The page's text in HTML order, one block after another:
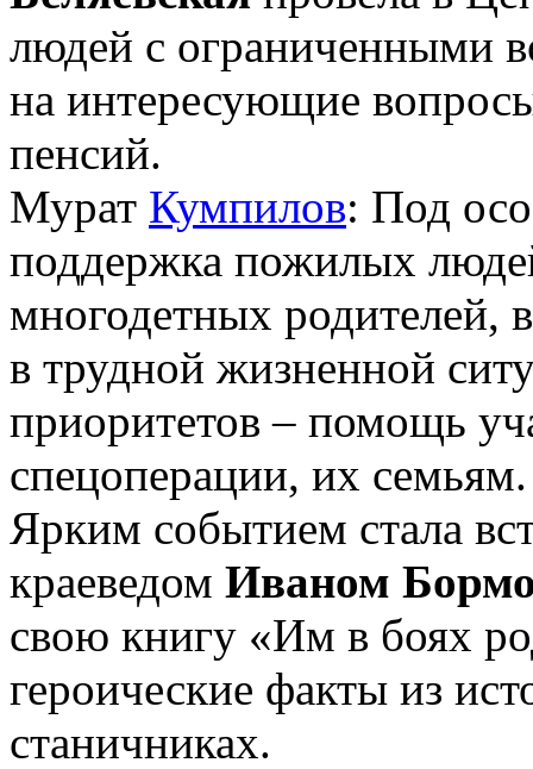
людей с ограниченными
на интересующие
пенсий.
Мурат Кумпилов: Под
поддержка пожилых
многодетных родителей,
в трудной жизненной
приоритетов – помощь
спецоперации, их семьям.
Ярким событием стала
краеведом Иваном
свою книгу «Им в боях
героические факты из
станичниках.